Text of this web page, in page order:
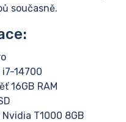
současně.
14700
16GB RAM
T1000 8GB